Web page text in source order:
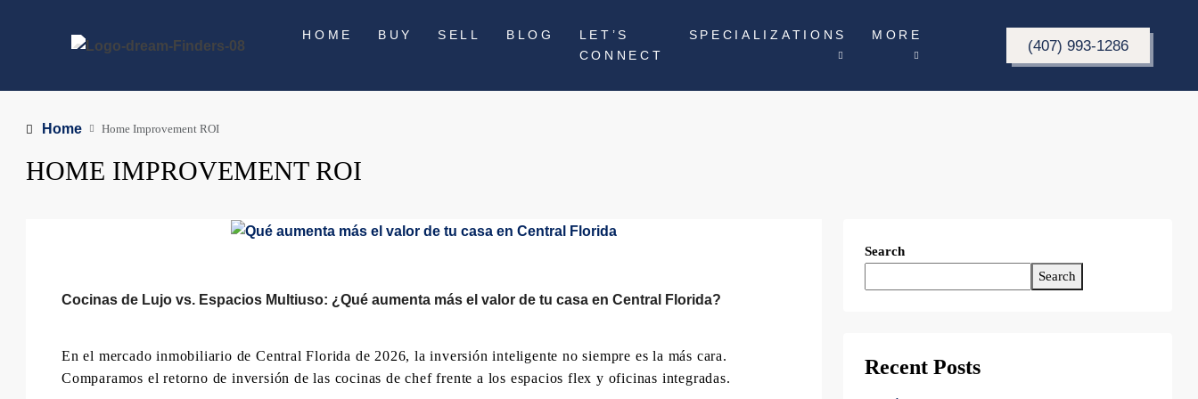
HOME BUY SELL BLOG
LET’S
CONNECT
SPECIALIZATIONS MORE
(407) 993-1286
Home Home Improvement ROI
HOME IMPROVEMENT ROI
Cocinas de Lujo vs. Espacios Multiuso: ¿Qué aumenta más el valor de tu casa en Central Florida?
En el mercado inmobiliario de Central Florida de 2026, la inversión inteligente no siempre es la más cara.
Comparamos el retorno de inversión de las cocinas de chef frente a los espacios flex y oficinas integradas.
Search
Search
Recent Posts